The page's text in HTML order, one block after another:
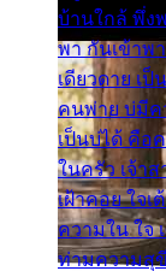
บ้านใกล้ พึ่ง
พา กันเข้าพ
เดียวดาย เ
คนพ่าย บ่มีค
เป็นบ่ได้ คือ
ในครัว เจ้าส
เฝ้าคอย ใจ
ความใน ใจ
ท่ามความสุขี